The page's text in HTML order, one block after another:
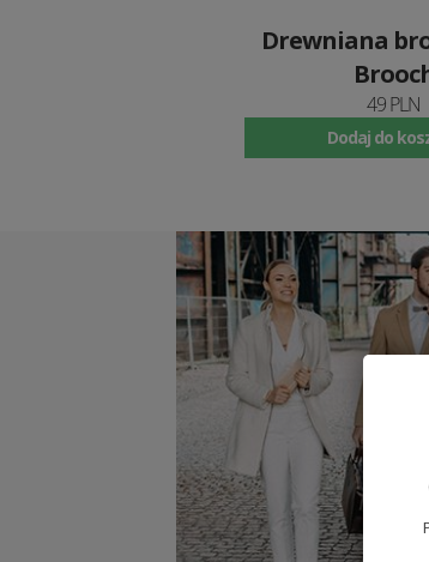
Drewniana
49 PLN
Dodaj do